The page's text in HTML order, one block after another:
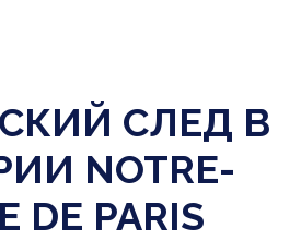
СЛЕД В
NOTRE-
DE PARIS